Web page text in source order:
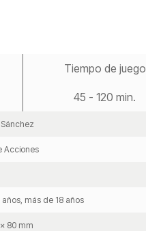
Tiempo de juego
45 - 120 min.
Acciones
años, más de 18 años
80 mm